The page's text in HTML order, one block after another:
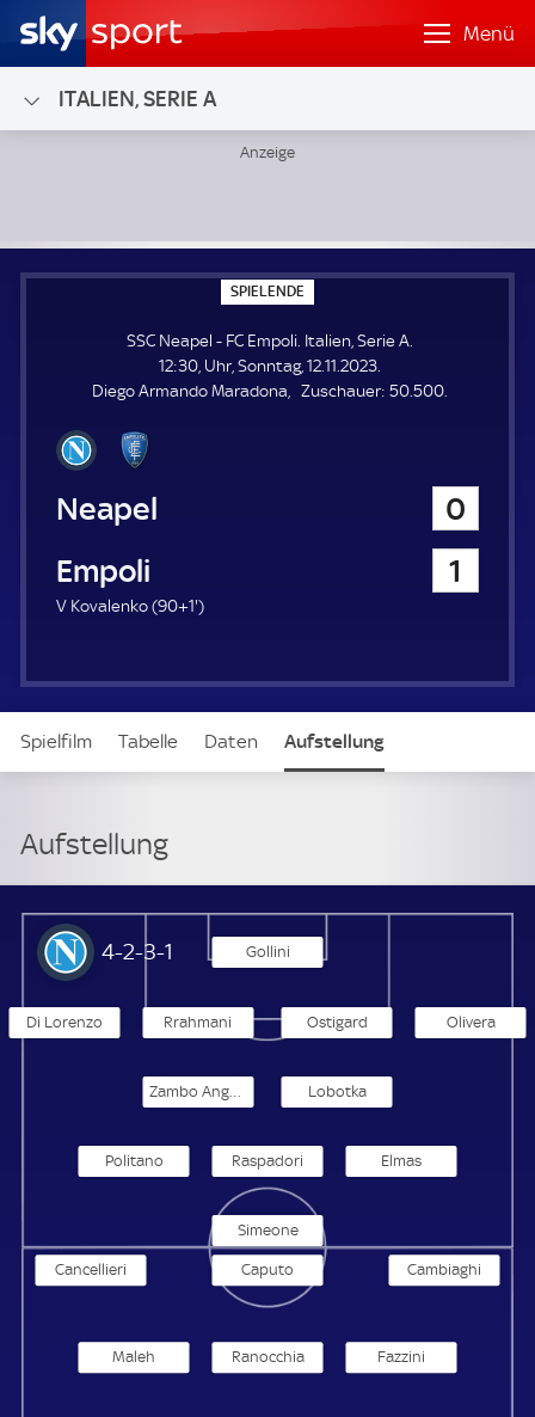
Menü
ITALIEN, SERIE A
SPIELENDE
P
E
L
E
N
SSC Neapel - FC Empoli. Italien, Serie A.
12:30, Uhr, Sonntag, 12.11.2023.
Diego Armando Maradona
Zuschauer: Z
50.500.
SSC Neapel
0
FC Empoli
1
V Kovalenko (90+1'9
u
t
)
Spielfilm Tabelle Daten Aufstellung
Aufstellung
SSC Neapel
4-2-3-1 Gollini
Di Lorenzo Rrahmani Ostigard Olivera
Lobotka
Politano Raspadori Elmas
Simeone
Fazzini
Ranocchia
Maleh
Cambiaghi
Caputo
Cancellieri